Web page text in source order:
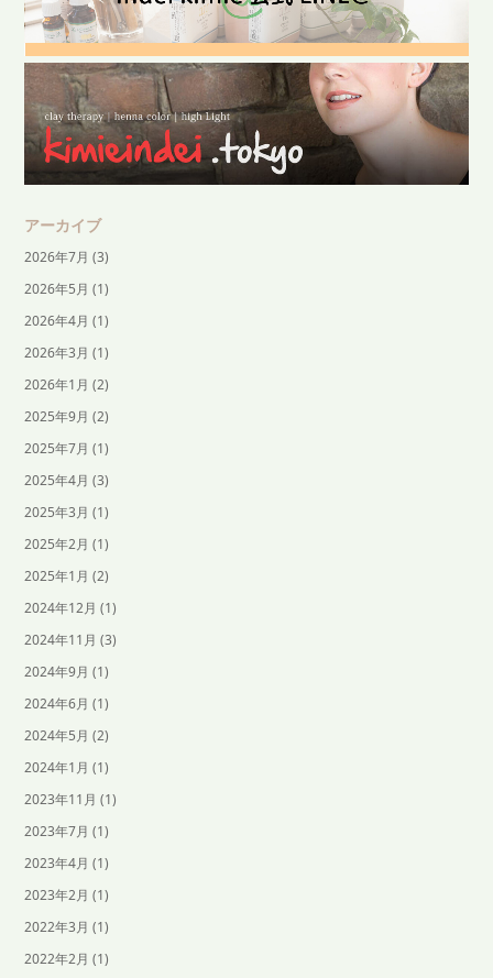
アーカイブ
2026年7月 (3)
2026年5月 (1)
2026年4月 (1)
2026年3月 (1)
2026年1月 (2)
2025年9月 (2)
2025年7月 (1)
2025年4月 (3)
2025年3月 (1)
2025年2月 (1)
2025年1月 (2)
2024年12月 (1)
2024年11月 (3)
2024年9月 (1)
2024年6月 (1)
2024年5月 (2)
2024年1月 (1)
2023年11月 (1)
2023年7月 (1)
2023年4月 (1)
2023年2月 (1)
2022年3月 (1)
2022年2月 (1)